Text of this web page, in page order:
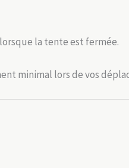
la tente est fermée.
minimal lors de vos